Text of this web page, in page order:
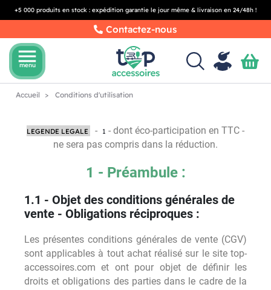
+5 000 produits en stock : expédition garantie le jour même & livraison en 24/48h !
Contactez-nous
menu
menu
Accueil Conditions d'utilisation
LEGENDE LEGALE - 1 - dont éco-participation en TTC -
ne sera pas compris dans la réduction.
1 - Préambule :
1.1 - Objet des conditions générales de
vente - Obligations réciproques :
Les présentes conditions générales de vente (CGV)
sont applicables à tout achat réalisé sur le site top-
accessoires.com et ont pour objet de définir les
droits et obligations des parties dans le cadre de la